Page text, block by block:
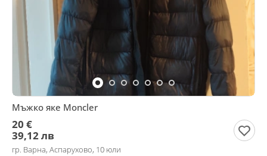
Мъжко яке Moncler
20 €
39,12 лв
гр. Варна, Аспарухово, 10 юли